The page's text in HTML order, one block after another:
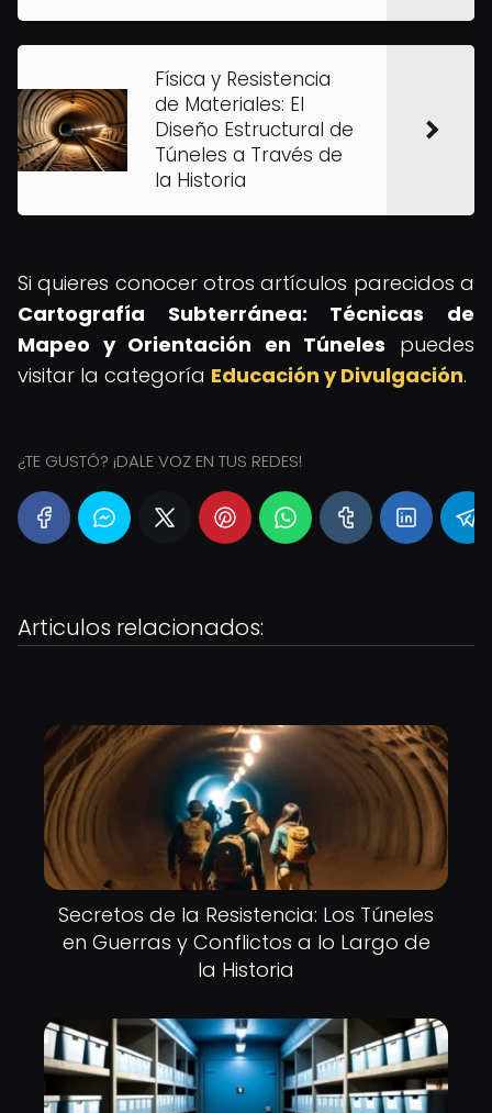
Física y Resistencia
de Materiales: El
Diseño Estructural de
Túneles a Través de
la Historia
Si quieres conocer otros artículos parecidos a
Cartografía Subterránea: Técnicas de
Mapeo y Orientación en Túneles puedes
visitar la categoría Educación y Divulgación.
¿TE GUSTÓ? ¡DALE VOZ EN TUS REDES!
Articulos relacionados:
Secretos de la Resistencia: Los Túneles
en Guerras y Conflictos a lo Largo de
la Historia